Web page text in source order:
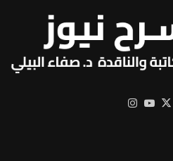
فيسبوك
X يوتيوب